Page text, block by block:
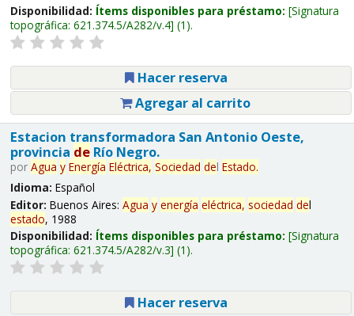
Disponibilidad: Ítems disponibles para préstamo: Signatura
topográfica: 621.374.5/A282/v.4 (1).
Hacer reserva
Agregar al carrito
Estacion transformadora San Antonio Oeste,
provincia deRío Negro.
por Agua y Energía Eléctrica, Sociedad del Estado.
Idioma: Español
Editor: Buenos Aires: Agua y energía eléctrica, sociedad del
estado, 1988
Disponibilidad: Ítems disponibles para préstamo: Signatura
topográfica: 621.374.5/A282/v.3 (1).
Hacer reserva